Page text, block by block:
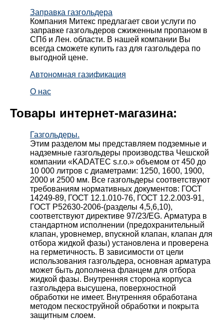
Заправка газгольдера
Компания Митекс предлагает свои услуги по
заправке газгольдеров сжиженным пропаном в
СПб и Лен. области. В нашей компании Вы
всегда сможете купить газ для газгольдера по
выгодной цене.
Автономная газификация
О нас
Товары интернет-магазина:
Газгольдеры.
Этим разделом мы представляем подземные и
надземные газгольдеры производства Чешской
компании «KADATEC s.r.o.» объемом от 450 до
10 000 литров с диаметрами: 1250, 1600, 1900,
2000 и 2500 мм. Все газгольдеры соответствуют
требованиям нормативных документов: ГОСТ
14249-89, ГОСТ 12.1.010-76, ГОСТ 12.2.003-91,
ГОСТ Р52630-2006-(разделы 4,5,6,10),
соответствуют директиве 97/23/EG. Арматура в
стандартном исполнении (предохранительный
клапан, уровнемер, впускной клапан, клапан для
отбора жидкой фазы) установлена и проверена
на герметичность. В зависимости от цели
использования газгольдера, основная арматура
может быть дополнена фланцем для отбора
жидкой фазы. Внутренняя сторона корпуса
газгольдера высушена, поверхностной
обработки не имеет. Внутренняя обработана
методом пескоструйной обработки и покрыта
защитным слоем.